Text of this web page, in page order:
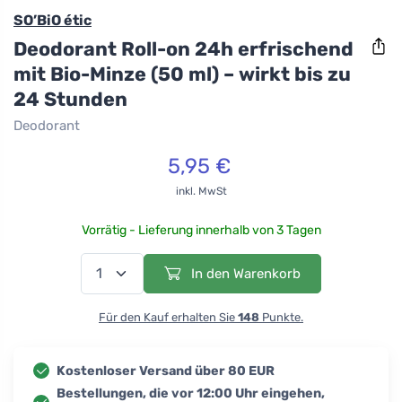
SO’BiO étic
Deodorant Roll-on 24h erfrischend
mit Bio-Minze (50 ml) – wirkt bis zu
24 Stunden
Deodorant
5,95 €
inkl. MwSt
Vorrätig - Lieferung innerhalb von 3 Tagen
In den Warenkorb
Für den Kauf erhalten Sie 148 Punkte.
Kostenloser Versand über 80 EUR
Bestellungen, die vor 12:00 Uhr eingehen,